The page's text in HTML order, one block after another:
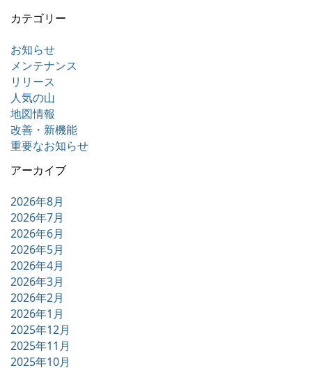
カテゴリー
お知らせ
メンテナンス
リリース
人気の山
地図情報
改善・新機能
重要なお知らせ
アーカイブ
2026年8月
2026年7月
2026年6月
2026年5月
2026年4月
2026年3月
2026年2月
2026年1月
2025年12月
2025年11月
2025年10月